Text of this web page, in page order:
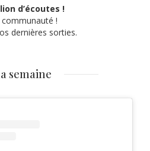
d’écoutes !
!
dernières sorties.
semaine